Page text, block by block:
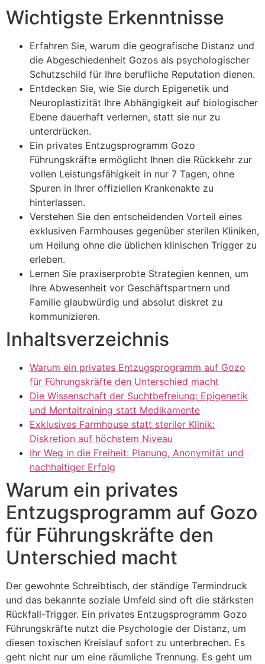
Wichtigste Erkenntnisse
Erfahren Sie, warum die geografische Distanz und
die Abgeschiedenheit Gozos als psychologischer
Schutzschild für Ihre berufliche Reputation dienen.
Entdecken Sie, wie Sie durch Epigenetik und
Neuroplastizität Ihre Abhängigkeit auf biologischer
Ebene dauerhaft verlernen, statt sie nur zu
unterdrücken.
Ein privates Entzugsprogramm Gozo
Führungskräfte ermöglicht Ihnen die Rückkehr zur
vollen Leistungsfähigkeit in nur 7 Tagen, ohne
Spuren in Ihrer offiziellen Krankenakte zu
hinterlassen.
Verstehen Sie den entscheidenden Vorteil eines
exklusiven Farmhouses gegenüber sterilen Kliniken,
um Heilung ohne die üblichen klinischen Trigger zu
erleben.
Lernen Sie praxiserprobte Strategien kennen, um
Ihre Abwesenheit vor Geschäftspartnern und
Familie glaubwürdig und absolut diskret zu
kommunizieren.
Inhaltsverzeichnis
Warum ein privates Entzugsprogramm auf Gozo
für Führungskräfte den Unterschied macht
Die Wissenschaft der Suchtbefreiung: Epigenetik
und Mentaltraining statt Medikamente
Exklusives Farmhouse statt steriler Klinik:
Diskretion auf höchstem Niveau
Ihr Weg in die Freiheit: Planung, Anonymität und
nachhaltiger Erfolg
Warum ein privates
Entzugsprogramm auf Gozo
für Führungskräfte den
Unterschied macht
Der gewohnte Schreibtisch, der ständige Termindruck
und das bekannte soziale Umfeld sind oft die stärksten
Rückfall-Trigger. Ein privates Entzugsprogramm Gozo
Führungskräfte nutzt die Psychologie der Distanz, um
diesen toxischen Kreislauf sofort zu unterbrechen. Es
geht nicht nur um eine räumliche Trennung. Es geht um